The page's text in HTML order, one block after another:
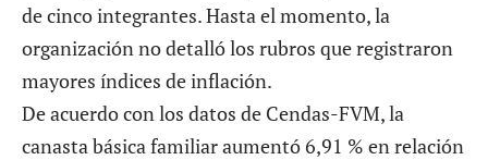
de cinco integrantes. Hasta el momento, la
organización no detalló los rubros que registraron
mayores índices de inflación.
De acuerdo con los datos de Cendas-FVM, la
canasta básica familiar aumentó 6,91 % en relación